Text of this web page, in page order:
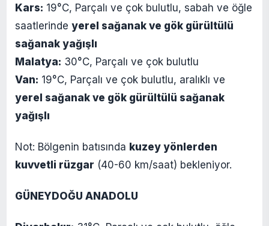
Kars: 19°C, Parçalı ve çok bulutlu, sabah ve öğle
saatlerinde yerel sağanak ve gök gürültülü
sağanak yağışlı
Malatya: 30°C, Parçalı ve çok bulutlu
Van: 19°C, Parçalı ve çok bulutlu, aralıklı ve
yerel sağanak ve gök gürültülü sağanak
yağışlı
Not: Bölgenin batısında kuzey yönlerden
kuvvetli rüzgar (40-60 km/saat) bekleniyor.
GÜNEYDOĞU ANADOLU